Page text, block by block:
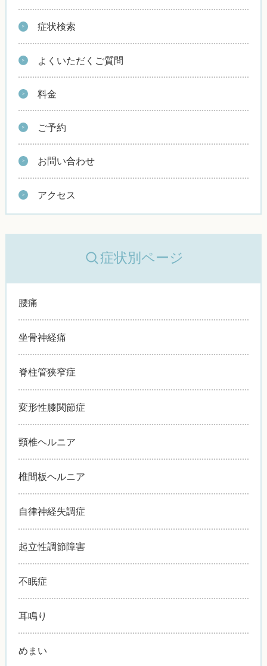
症状検索
よくいただくご質問
料金
ご予約
お問い合わせ
アクセス
症状別ページ
腰痛
坐骨神経痛
脊柱管狭窄症
変形性膝関節症
頸椎ヘルニア
椎間板ヘルニア
自律神経失調症
起立性調節障害
不眠症
耳鳴り
めまい